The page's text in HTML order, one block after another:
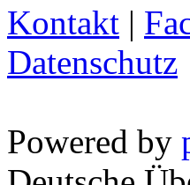
Kontakt |
Datenschutz
Powered by